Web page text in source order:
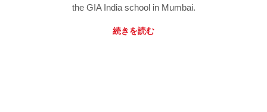
the GIA India school in Mumbai.
続きを読む